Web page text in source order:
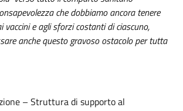
che dobbiamo ancora tenere
vaccini e agli sforzi costanti di ciascuno,
anche questo gravoso ostacolo per tutta
– Struttura di supporto al